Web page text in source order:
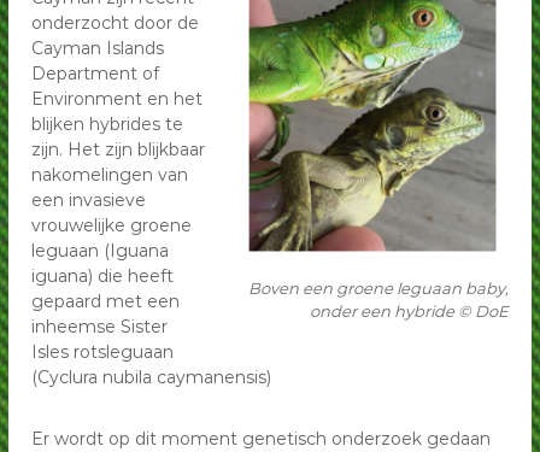
p
G
r
o
e
n
L
e
g
u
n
p
G
r
o
e
n
e
L
a
e
n
Boven een groene leguaan baby,
onder een hybride © DoE
onderzocht door de
Cayman Islands
Department of
Environment en het
blijken hybrides te
zijn. Het zijn blijkbaar
nakomelingen van
een invasieve
vrouwelijke groene
leguaan (Iguana
iguana) die heeft
gepaard met een
inheemse Sister
Isles rotsleguaan
(Cyclura nubila caymanensis)
Er wordt op dit moment genetisch onderzoek gedaan